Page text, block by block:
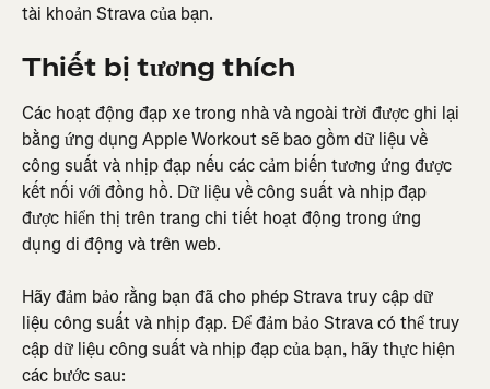
tài khoản Strava của bạn.
Thiết bị tương thích
Các hoạt động đạp xe trong nhà và ngoài trời được ghi lại
bằng ứng dụng Apple Workout sẽ bao gồm dữ liệu về
công suất và nhịp đạp nếu các cảm biến tương ứng được
kết nối với đồng hồ. Dữ liệu về công suất và nhịp đạp
được hiển thị trên trang chi tiết hoạt động trong ứng
dụng di động và trên web.
Hãy đảm bảo rằng bạn đã cho phép Strava truy cập dữ
liệu công suất và nhịp đạp. Để đảm bảo Strava có thể truy
cập dữ liệu công suất và nhịp đạp của bạn, hãy thực hiện
các bước sau: